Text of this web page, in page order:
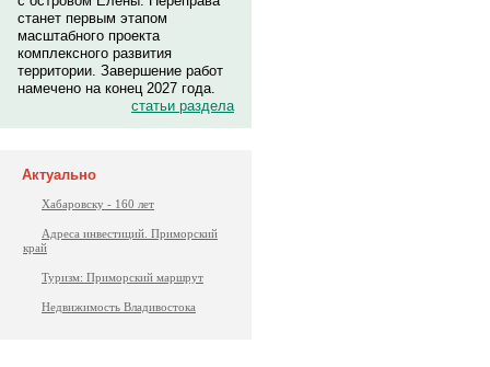
станет первым этапом
масштабного проекта
комплексного развития
территории. Завершение работ
намечено на конец 2027 года.
статьи раздела
Актуально
Хабаровску - 160 лет
Адреса инвестиций. Приморский
край
Туризм: Приморский маршрут
Недвижимость Владивостока